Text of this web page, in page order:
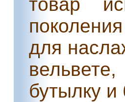
для
бутылку и